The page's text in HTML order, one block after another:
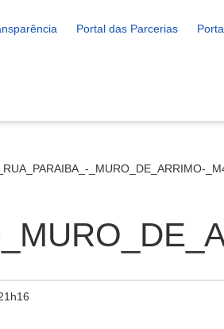
Portal das Parcerias
_MURO_DE_ARRIMO-